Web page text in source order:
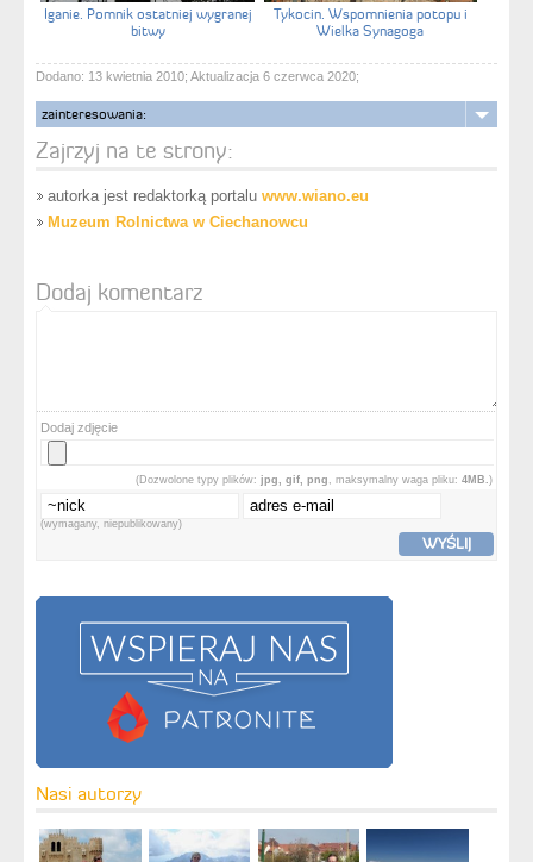
Iganie. Pomnik ostatniej wygranej
bitwy
Tykocin. Wspomnienia potopu i
Wielka Synagoga
Dodano: 13 kwietnia 2010; Aktualizacja 6 czerwca 2020;
zainteresowania:
Zajrzyj na te strony:
autorka jest redaktorką portalu www.wiano.eu
Muzeum Rolnictwa w Ciechanowcu
Dodaj komentarz
Dodaj zdjęcie
(Dozwolone typy plików: jpg, gif, png , maksymalny waga pliku: 4MB. )
(wymagany, niepublikowany)
WYŚLIJ
Nasi autorzy